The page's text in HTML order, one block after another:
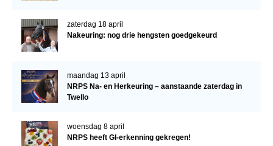
zaterdag 18 april
Nakeuring: nog drie hengsten goedgekeurd
maandag 13 april
NRPS Na- en Herkeuring – aanstaande zaterdag in
Twello
woensdag 8 april
NRPS heeft GI-erkenning gekregen!